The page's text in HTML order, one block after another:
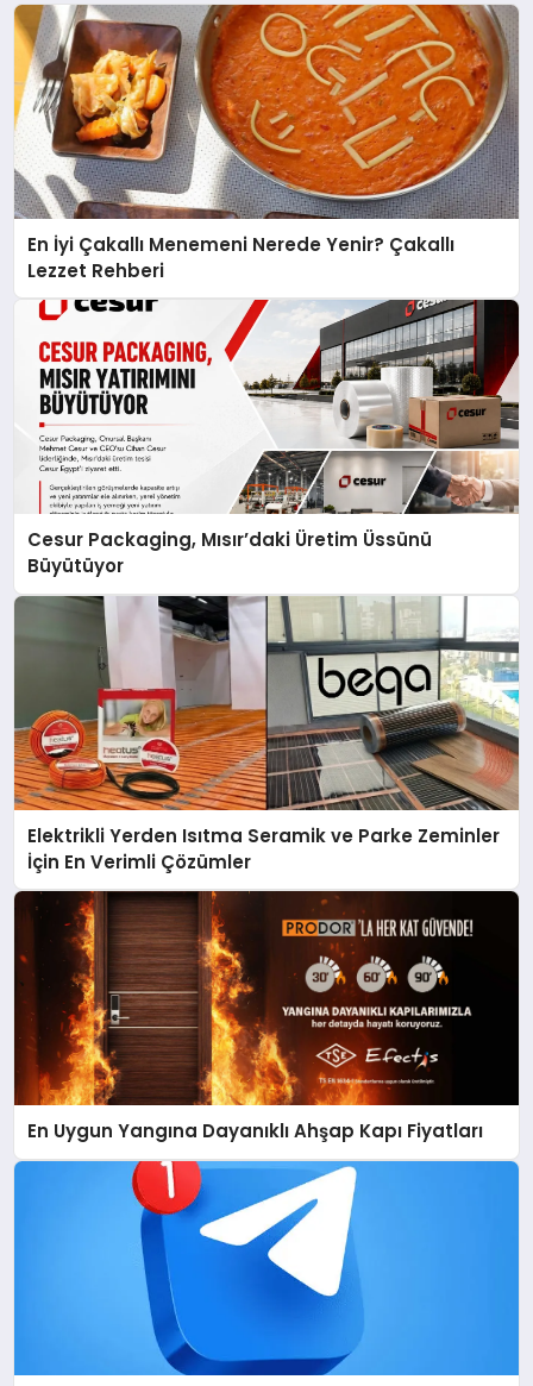
En İyi Çakallı Menemeni Nerede Yenir? Çakallı
Lezzet Rehberi
Cesur Packaging, Mısır’daki Üretim Üssünü
Büyütüyor
Elektrikli Yerden Isıtma Seramik ve Parke Zeminler
İçin En Verimli Çözümler
En Uygun Yangına Dayanıklı Ahşap Kapı Fiyatları